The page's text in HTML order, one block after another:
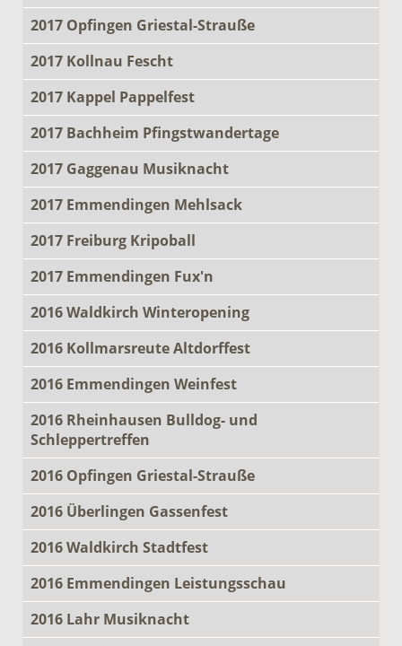
2017 Opfingen Griestal-Strauße
2017 Kollnau Fescht
2017 Kappel Pappelfest
2017 Bachheim Pfingstwandertage
2017 Gaggenau Musiknacht
2017 Emmendingen Mehlsack
2017 Freiburg Kripoball
2017 Emmendingen Fux'n
2016 Waldkirch Winteropening
2016 Kollmarsreute Altdorffest
2016 Emmendingen Weinfest
2016 Rheinhausen Bulldog- und
Schleppertreffen
2016 Opfingen Griestal-Strauße
2016 Überlingen Gassenfest
2016 Waldkirch Stadtfest
2016 Emmendingen Leistungsschau
2016 Lahr Musiknacht